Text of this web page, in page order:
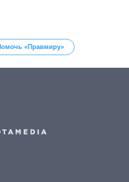
«Правмиру»